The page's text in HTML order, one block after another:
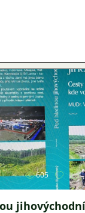
605